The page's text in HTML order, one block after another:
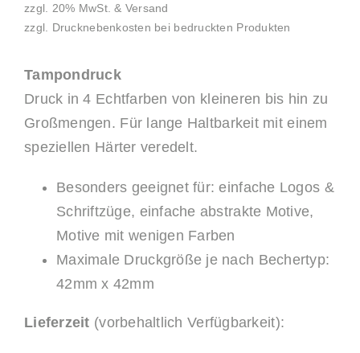
zzgl. 20% MwSt. & Versand
zzgl. Drucknebenkosten bei bedruckten Produkten
Tampondruck
Druck in 4 Echtfarben von kleineren bis hin zu
Großmengen. Für lange Haltbarkeit mit einem
speziellen Härter veredelt.
Besonders geeignet für: einfache Logos &
Schriftzüge, einfache abstrakte Motive,
Motive mit wenigen Farben
Maximale Druckgröße je nach Bechertyp:
42mm x 42mm
Lieferzeit (vorbehaltlich Verfügbarkeit):